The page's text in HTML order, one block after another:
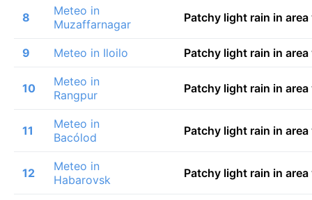
8
Meteo in
Muzaffarnagar
Patchy light rain in
9 Meteo in Iloilo Patchy light rain in
10
Meteo in
Rangpur
Patchy light rain in
11
Meteo in
Bacólod
Patchy light rain in
12
Meteo in
Habarovsk
Patchy light rain in